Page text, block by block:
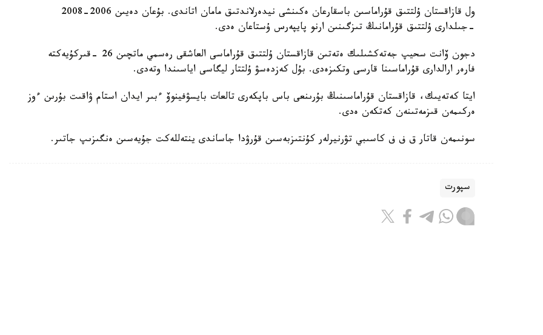
ول قازاقستان ۇلتتىق قۇراماسىن باسقارعان ەكىنشى نيدەرلاندتىق مامان اتاندى. بۇعان دەيىن 2006-2008
-جىلدارى ۇلتتىق قۇرامانىڭ تىزگىنىن ارنو پايپەرس ۇستاعان ەدى.
دجون ۆانت سحيپ جەتەكشىلىك ەتەتىن قازاقستان ۇلتتىق قۇراماسى العاشقى رەسمي ماتچىن 26 -قىركۇيەكتە
فارەر ارالدارى قۇراماسىنا قارسى وتكىزەدى. بۇل كەزدەسۋ ۇلتتار ليگاسى اياسىندا وتەدى.
ايتا كەتەيىك، قازاقستان قۇراماسىنىڭ بۇرىنعى باس باپكەرى تالعات بايسۋفينوۆ ءبىر ايدان استام ۋاقىت بۇرىن ءوز
ەركىمەن قىزمەتىنەن كەتكەن ەدى.
سونىمەن قاتار ق ف ف كاسىبي تۋرنيرلەر كۇنتىزبەسىن قۇرۋدا جاساندى ينتەللەكت جۇيەسىن ەنگىزىپ جاتىر.
سپورت